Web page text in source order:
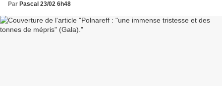
Par Pascal 23/02 6h48